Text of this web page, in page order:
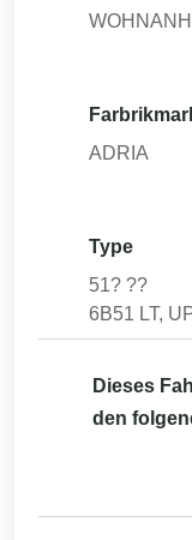
ADRIA
Type
51? ??
6B51 LT,
Dieses
den